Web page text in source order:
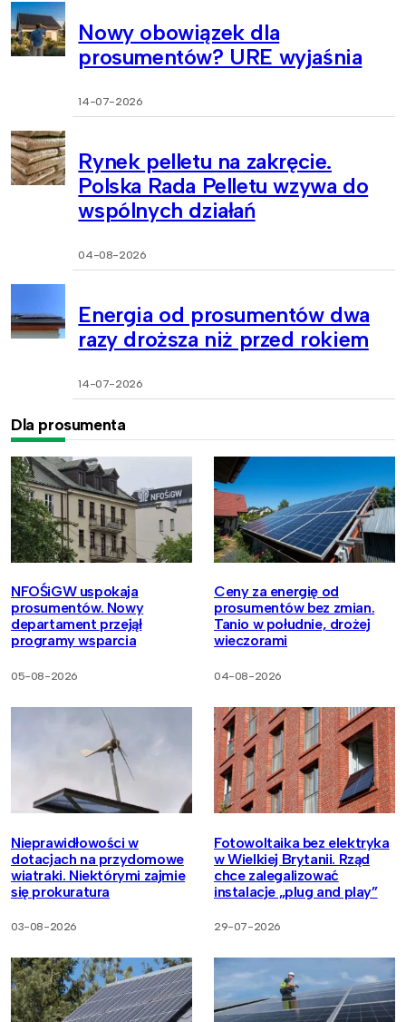
Nowy obowiązek dla
prosumentów? URE wyjaśnia
14-07-2026
Rynek pelletu na zakręcie.
Polska Rada Pelletu wzywa do
wspólnych działań
04-08-2026
Energia od prosumentów dwa
razy droższa niż przed rokiem
14-07-2026
Dla prosumenta
NFOŚiGW uspokaja
prosumentów. Nowy
departament przejął
programy wsparcia
05-08-2026
Ceny za energię od
prosumentów bez zmian.
Tanio w południe, drożej
wieczorami
04-08-2026
Nieprawidłowości w
dotacjach na przydomowe
wiatraki. Niektórymi zajmie
się prokuratura
03-08-2026
Fotowoltaika bez elektryka
w Wielkiej Brytanii. Rząd
chce zalegalizować
instalacje „plug and play”
29-07-2026